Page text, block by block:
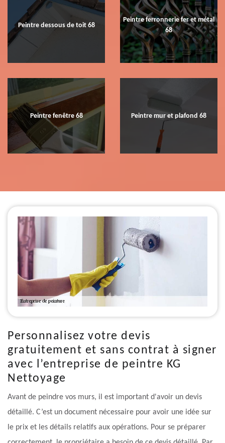
Peintre dessous de toit 68
Peintre ferronnerie fer et métal
68
Peintre fenêtre 68 Peintre mur et plafond 68
Personnalisez votre devis
gratuitement et sans contrat à signer
avec l’entreprise de peintre KG
Nettoyage
Avant de peindre vos murs, il est important d'avoir un devis
détaillé. C’est un document nécessaire pour avoir une idée sur
le prix et les détails relatifs aux opérations. Pour se préparer